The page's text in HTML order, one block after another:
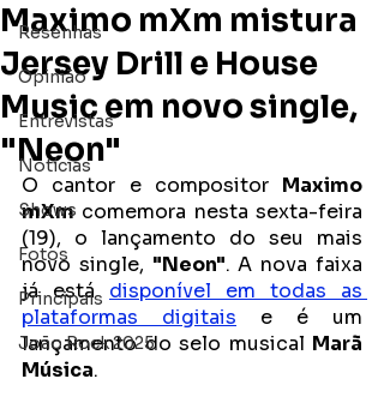
Resenhas
Opinião
Entrevistas
Notícias
Shows
Fotos
Principais
João Rock 2025
Maximo mXm mistura
Jersey Drill e House
Music em novo single,
"Neon"
O cantor e compositor Maximo
mXm comemora nesta sexta-feira
(19), o lançamento do seu mais
novo single, "Neon". A nova faixa
já está
disponível em todas as
plataformas digitais e é um
lançamento do selo musical Marã
Música.